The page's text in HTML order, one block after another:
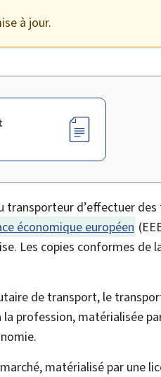
à jour.
transporteur d’effectuer
économique européen
Les copies conformes de
de transport, le
la profession, matérialisée
matérialisé par une